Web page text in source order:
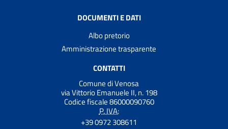
DOCUMENTI E DATI
Albo pretorio
Amministrazione trasparente
CONTATTI
Comune di Venosa
via Vittorio Emanuele II, n. 198
Codice fiscale 86000090760
P. IVA:
+39 0972 308611